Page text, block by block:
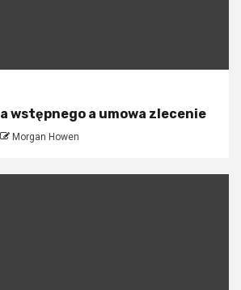
wstępnego a umowa zlecenie
Morgan Howen